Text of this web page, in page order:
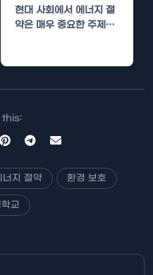
현대 사회에서 에너지 절
약은 매우 중요한 주제로
너지 절약 환경 보호
교